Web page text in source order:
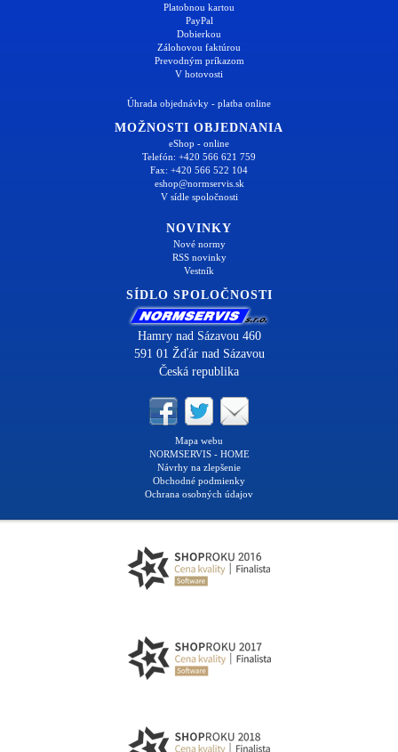
Platobnou kartou
PayPal
Dobierkou
Zálohovou faktúrou
Prevodným príkazom
V hotovosti
Úhrada objednávky - platba online
MOŽNOSTI OBJEDNANIA
eShop - online
Telefón: +420 566 621 759
Fax: +420 566 522 104
eshop@normservis.sk
V sídle spoločnosti
NOVINKY
Nové normy
RSS novinky
Vestník
SÍDLO SPOLOČNOSTI
Hamry nad Sázavou 460
591 01 Žďár nad Sázavou
Česká republika
Mapa webu
NORMSERVIS - HOME
Návrhy na zlepšenie
Obchodné podmienky
Ochrana osobných údajov